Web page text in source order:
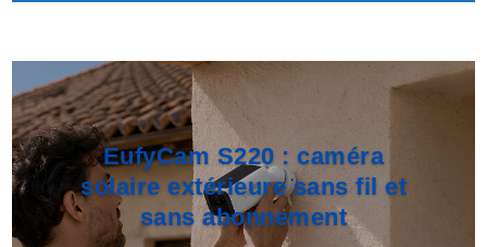
EufyCam S220 : caméra
solaire extérieure sans fil et
sans abonnement